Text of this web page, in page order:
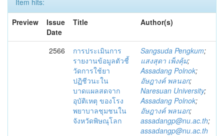
Item hits:
Preview
Issue
Date
Title Author(s)
2566
การประเมินการ
รายงานข้อมูลตัวชี้
วัดการใช้ยา
ปฏิชีวนะใน
บาดแผลสดจาก
อุบัติเหตุ ของโรง
พยาบาลชุมชนใน
จังหวัดพิษณุโลก
Sangsuda Pengkum;
แสงสุดา เพ็งคุ้ม;
Assadang Polnok;
อัษฎางค์ พลนอก;
Naresuan University;
Assadang Polnok;
อัษฎางค์ พลนอก;
assadangp@nu.ac.th;
assadangp@nu.ac.th